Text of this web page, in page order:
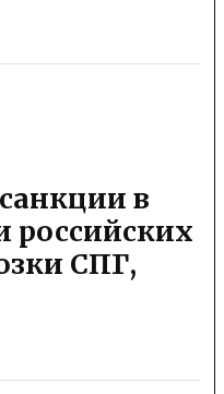
в
российских
СПГ,